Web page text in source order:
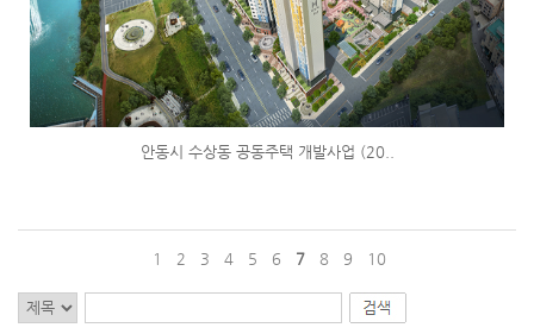
안동시 수상동 공동주택 개발사업 (20..
1 2 3 4 5 6 7 8 9 10